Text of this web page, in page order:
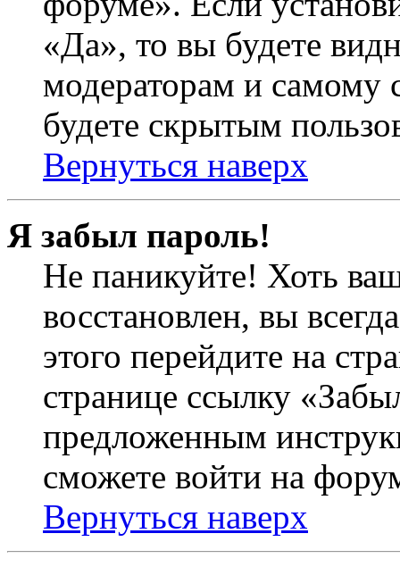
«Да», то вы будете
модераторам и самому
будете скрытым
Вернуться наверх
Я забыл пароль!
Не паникуйте! Хоть
восстановлен, вы
этого перейдите на
странице ссылку
предложенным
сможете войти на
Вернуться наверх